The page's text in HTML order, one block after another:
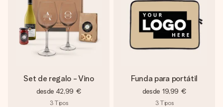
Set de regalo - Vino
desde 42,99 €
3 Tipos
Funda para portátil
desde 19,99 €
3 Tipos